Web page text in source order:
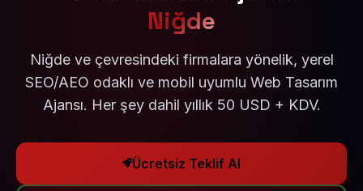
Niğde
Niğde ve çevresindeki firmalara yönelik, yerel
SEO/AEO odaklı ve mobil uyumlu Web Tasarım
Ajansı. Her şey dahil yıllık 50 USD + KDV.
Ücretsiz Teklif Al